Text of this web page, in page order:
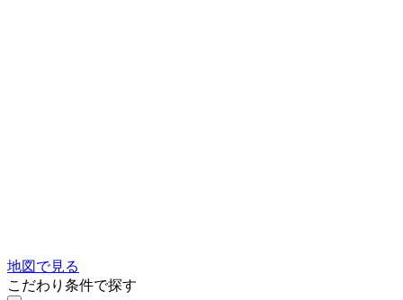
地図で見る
こだわり条件で探す